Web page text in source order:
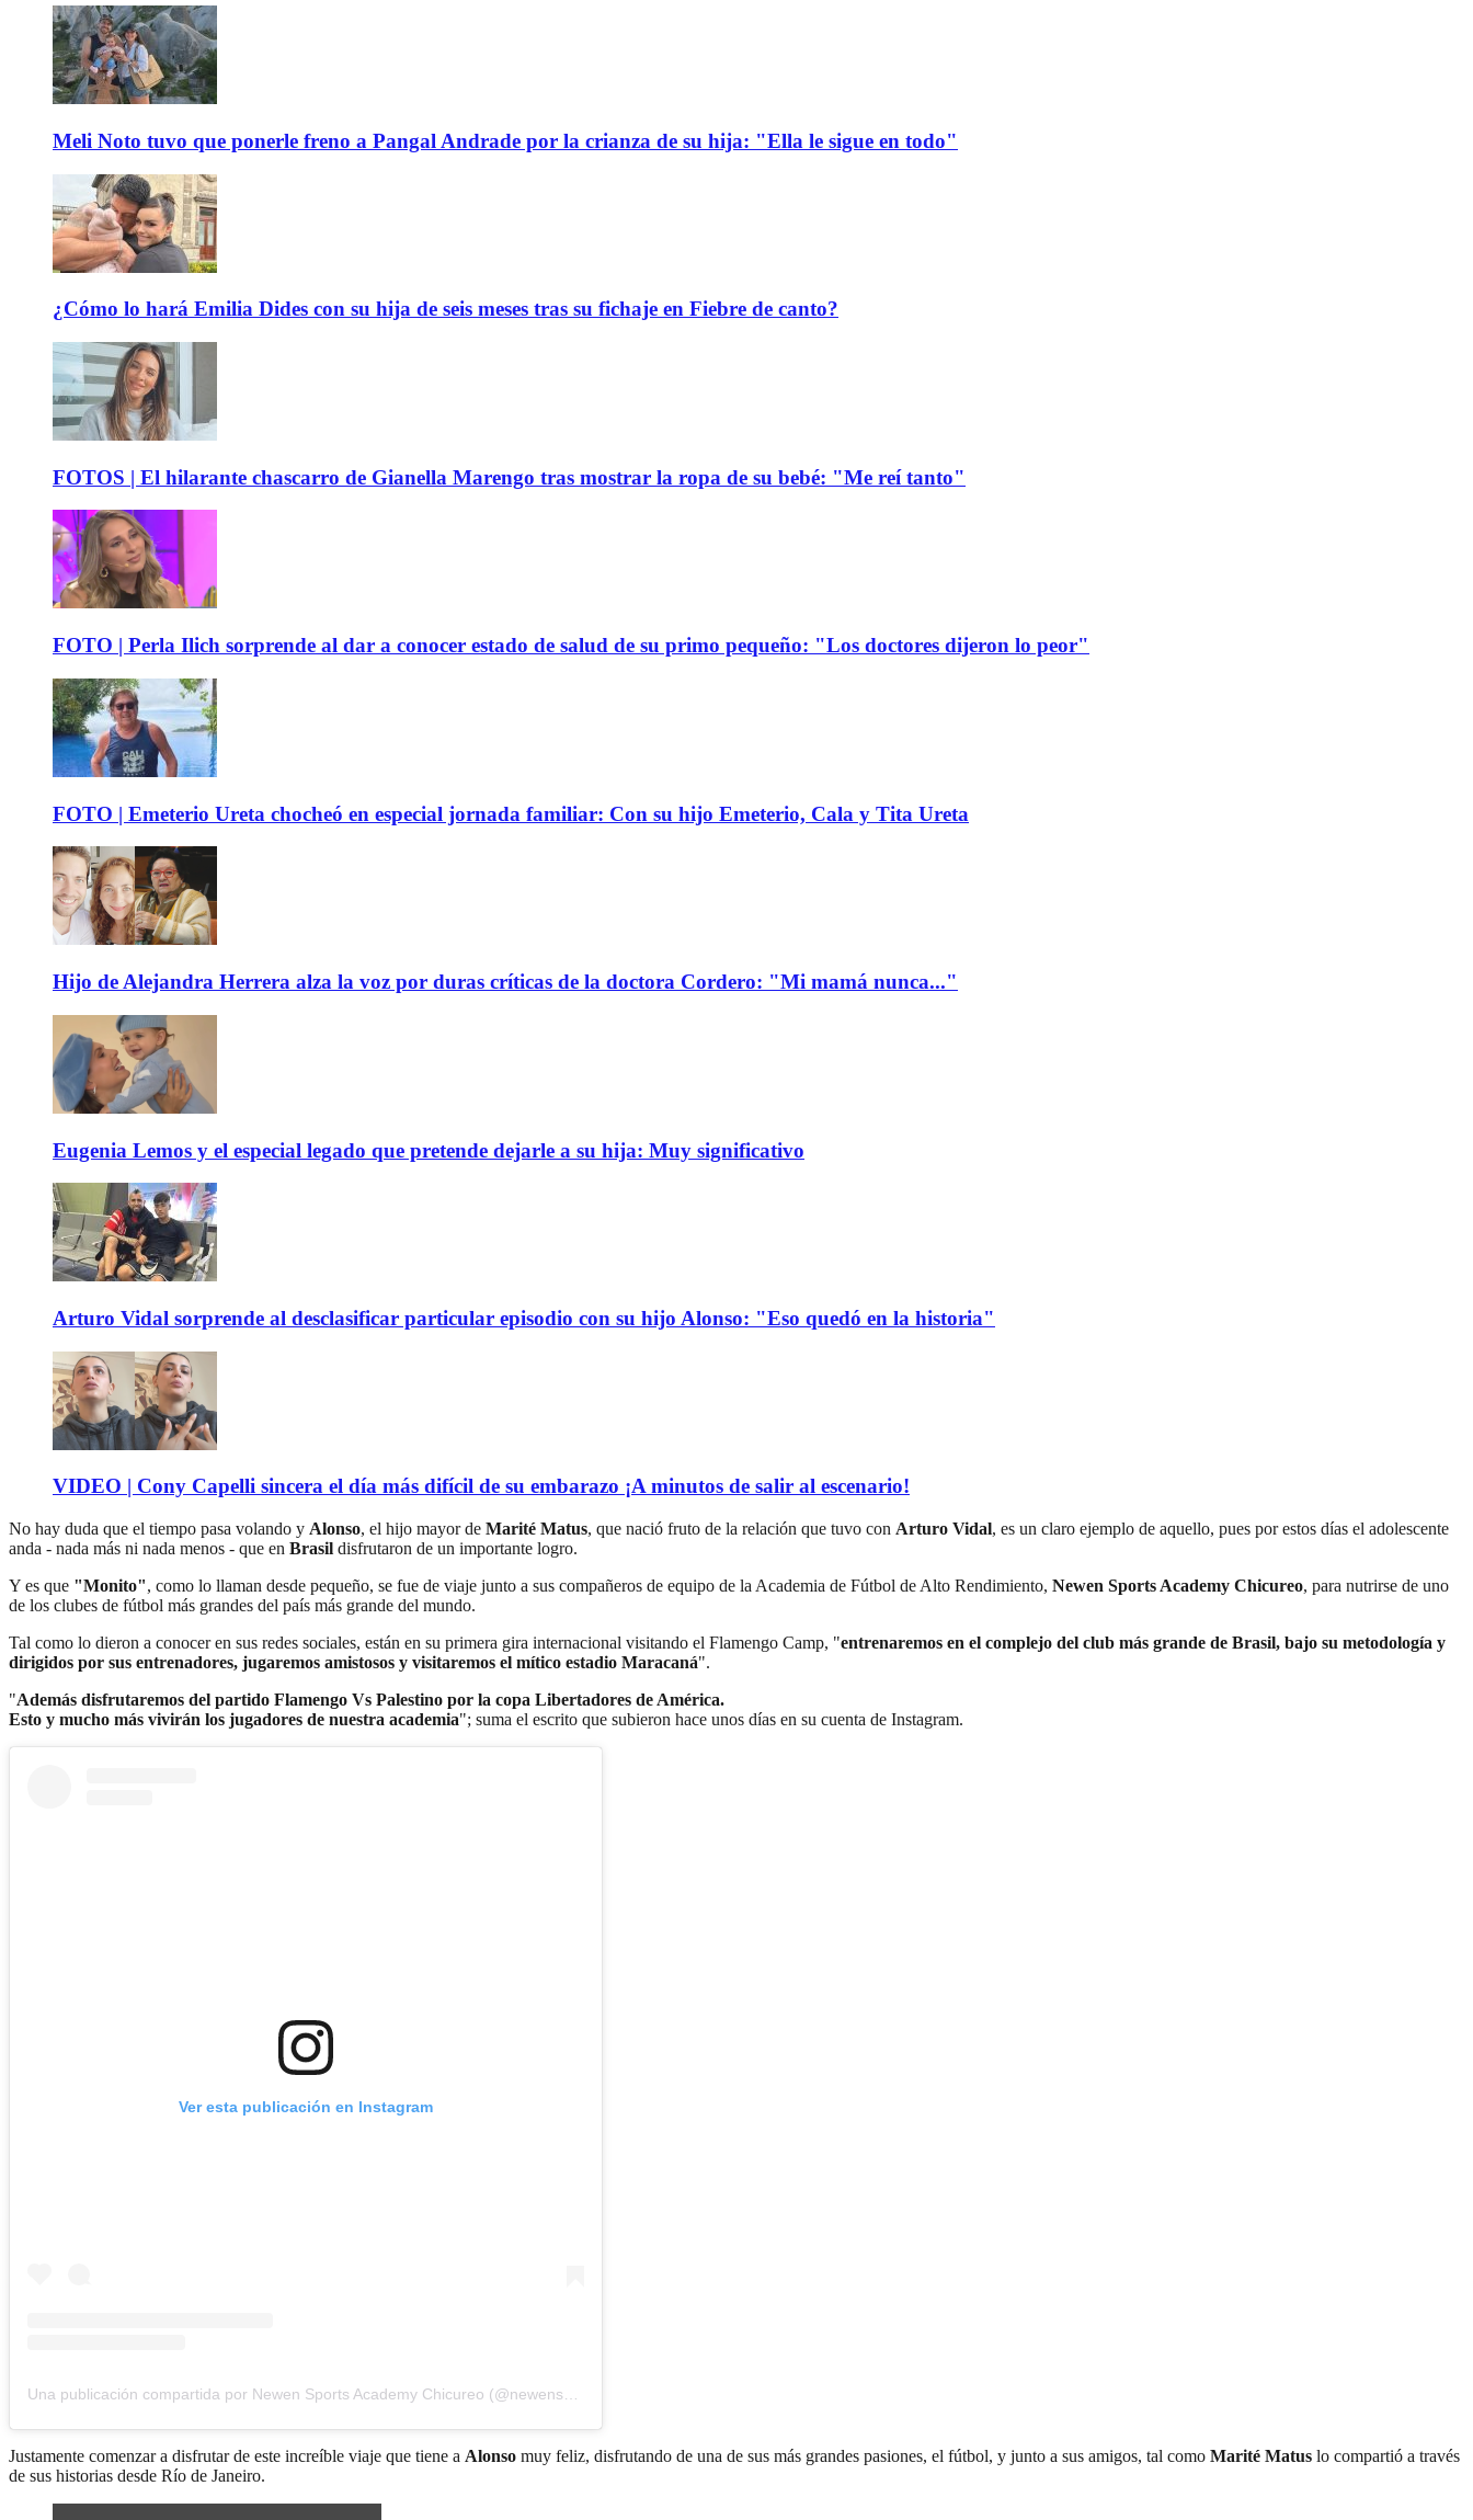
Meli Noto tuvo que ponerle freno a Pangal Andrade por la crianza de su hija: "Ella le sigue en todo"
¿Cómo lo hará Emilia Dides con su hija de seis meses tras su fichaje en Fiebre de canto?
FOTOS | El hilarante chascarro de Gianella Marengo tras mostrar la ropa de su bebé: "Me reí tanto"
FOTO | Perla Ilich sorprende al dar a conocer estado de salud de su primo pequeño: "Los doctores dijeron lo peor"
FOTO | Emeterio Ureta chocheó en especial jornada familiar: Con su hijo Emeterio, Cala y Tita Ureta
Hijo de Alejandra Herrera alza la voz por duras críticas de la doctora Cordero: "Mi mamá nunca..."
Eugenia Lemos y el especial legado que pretende dejarle a su hija: Muy significativo
Arturo Vidal sorprende al desclasificar particular episodio con su hijo Alonso: "Eso quedó en la historia"
VIDEO | Cony Capelli sincera el día más difícil de su embarazo ¡A minutos de salir al escenario!
No hay duda que el tiempo pasa volando y Alonso, el hijo mayor de Marité Matus, que nació fruto de la relación que tuvo con Arturo Vidal, es un claro ejemplo de aquello, pues por estos días el adolescente
anda - nada más ni nada menos - que en Brasil disfrutaron de un importante logro.
Y es que "Monito", como lo llaman desde pequeño, se fue de viaje junto a sus compañeros de equipo de la Academia de Fútbol de Alto Rendimiento, Newen Sports Academy Chicureo, para nutrirse de uno
de los clubes de fútbol más grandes del país más grande del mundo.
Tal como lo dieron a conocer en sus redes sociales, están en su primera gira internacional visitando el Flamengo Camp, "entrenaremos en el complejo del club más grande de Brasil, bajo su metodología y
dirigidos por sus entrenadores, jugaremos amistosos y visitaremos el mítico estadio Maracaná".
"Además disfrutaremos del partido Flamengo Vs Palestino por la copa Libertadores de América.
Esto y mucho más vivirán los jugadores de nuestra academia"; suma el escrito que subieron hace unos días en su cuenta de Instagram.
Ver esta publicación en Instagram
Justamente comenzar a disfrutar de este increíble viaje que tiene a Alonso muy feliz, disfrutando de una de sus más grandes pasiones, el fútbol, y junto a sus amigos, tal como Marité Matus lo compartió a través
de sus historias desde Río de Janeiro.